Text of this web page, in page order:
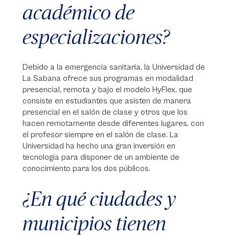
académico de
especializaciones?
Debido a la emergencia sanitaria, la Universidad de
La Sabana ofrece sus programas en modalidad
presencial, remota y bajo el modelo HyFlex, que
consiste en estudiantes que asisten de manera
presencial en el salón de clase y otros que los
hacen remotamente desde diferentes lugares, con
el profesor siempre en el salón de clase. La
Universidad ha hecho una gran inversión en
tecnología para disponer de un ambiente de
conocimiento para los dos públicos.
¿En qué ciudades y
municipios tienen